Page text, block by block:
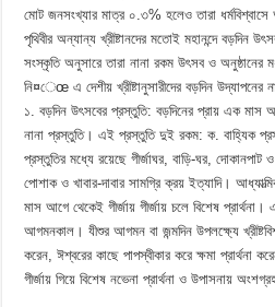
মোট জনসংখ্যার মাত্র ০.৩% হলেও তারা
পৃথিবীর অন্যান্য খ্রীষ্টানদের মতোই মহানন্দে বড়দিন
সংস্কৃতি অনুসারে তারা নানা রকম উৎসব ও অনুষ্ঠানের
নি¤েœ এ দেশীয় খ্রীষ্টানুসারীদের বড়দিন উদ্যাপনের
১. বড়দিন উৎসবের প্রস্তুতি: বড়দিনের প্রায় এক
নানা প্রস্তুতি। এই প্রস্তুতি দুই রকম: ক. বাহ্যিক
প্রস্তুতির মধ্যে রয়েছে গীর্জাঘর, বাড়ি-ঘর,
পোশাক ও খাবার-দাবার সামগ্রি ক্রয় ইত্যাদি।
মাস আগে থেকেই গীর্জায় গীর্জায় চলে বিশেষ
আগমনকাল। যীশুর আগমন বা জন্মদিন উপলক্ষ্যে
করেন, ঈশ্বরের কাছে পাপস্বীকার করে ক্ষমা প্রার্থনা
গীর্জায় গিয়ে বিশেষ নভেনা প্রার্থনা ও উপাসনায়